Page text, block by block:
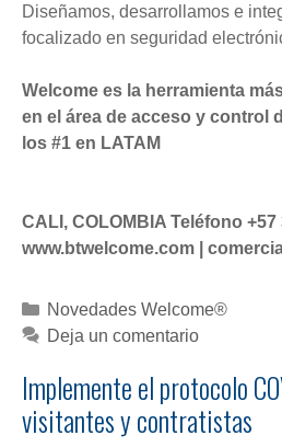
Diseñamos, desarrollamos e
focalizado en seguridad
Welcome es la herramienta
en el área de acceso y control
los #1 en LATAM
CALI, COLOMBIA Teléfono +57
www.btwelcome.com |
C
a
e
g
Novedades Welcome®
Deja un comentario
Implemente el protocolo
visitantes y contratistas